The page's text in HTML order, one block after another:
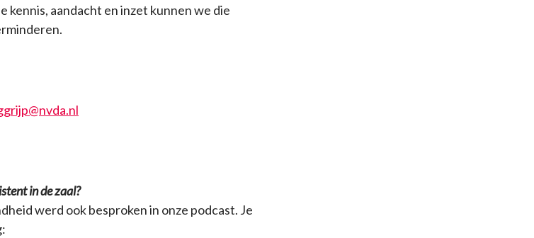
kennis, aandacht en inzet kunnen we die
in de zaal?
werd ook besproken in onze podcast. Je